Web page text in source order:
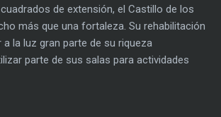
de extensión, el Castillo de los
más que una fortaleza. Su rehabilitación
la luz gran parte de su riqueza
parte de sus salas para actividades